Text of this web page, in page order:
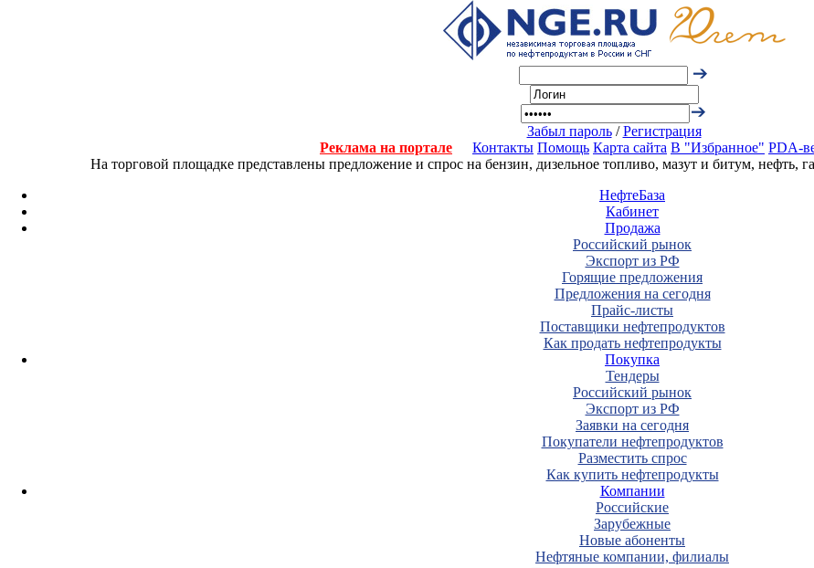
Забыл пароль/Регистрация
Реклама на портале
Контакты Помощь Карта сайта В "Избранное" PDA-
На торговой площадке представлены предложение и спрос на бензин, дизельное топливо, мазут и битум, нефть,
НефтеБаза
Кабинет
Продажа
Российский рынок
Экспорт из РФ
Горящие предложения
Предложения на сегодня
Прайс-листы
Поставщики нефтепродуктов
Как продать нефтепродукты
Покупка
Тендеры
Российский рынок
Экспорт из РФ
Заявки на сегодня
Покупатели нефтепродуктов
Разместить спрос
Как купить нефтепродукты
Компании
Российские
Зарубежные
Новые абоненты
Нефтяные компании, филиалы